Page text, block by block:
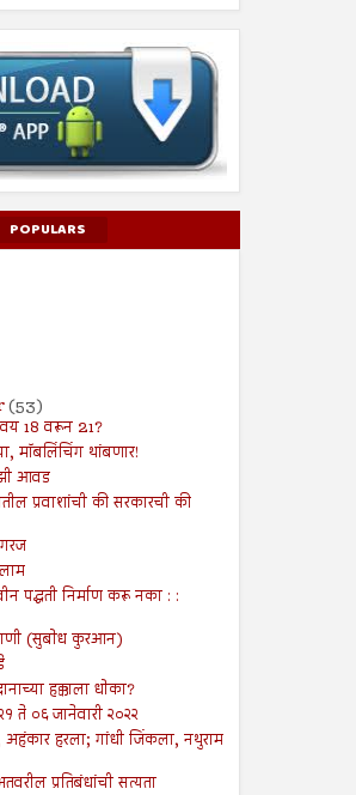
POPULARS
(53)
18 वरून 21?
मॉबलिंचिंग थांबणार!
आवड
प्रवाशांची की सरकारची की
पद्धती निर्माण करू नका : :
(सुबोध कुरआन)
हक्काला धोका?
ते ०६ जानेवारी २०२२
हरला; गांधी जिंकला, नथुराम
प्रतिबंधांची सत्यता